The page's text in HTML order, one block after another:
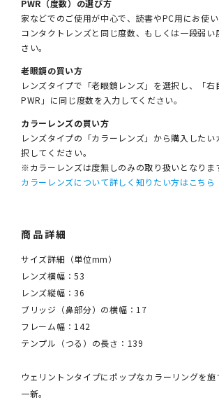
PWR（度数）の選び方
家などでのご使用が中心で、読書やPC用にお使
コンタクトレンズと同じ度数、もしくは一段弱い
さい。
老眼鏡の買い方
レンズタイプで「老眼鏡レンズ」を選択し、「右
PWR」に同じ度数を入力してください。
カラーレンズの買い方
レンズタイプの「カラーレンズ」から購入したい
択してください。
※カラーレンズは度無しのみの取り扱いとなりま
カラーレンズについて詳しく知りたい方はこちら
商品詳細
サイズ詳細（単位mm）
レンズ横幅：53
レンズ縦幅：36
ブリッジ（鼻部分）の横幅：17
フレーム幅：142
テンプル（つる）の長さ：139
ウェリントンタイプにポップなカラーリングを
一新。